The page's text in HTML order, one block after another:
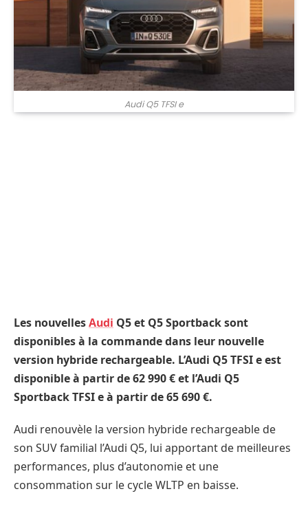
Audi Q5 TFSI e
Les nouvellesAudi Q5 et Q5 Sportback sont
disponibles à la commande dans leur nouvelle
version hybride rechargeable. L’Audi Q5 TFSI e est
disponible à partir de 62 990 € et l’Audi Q5
Sportback TFSI e à partir de 65 690 €.
Audi renouvèle la version hybride rechargeable de
son SUV familial l’Audi Q5, lui apportant de meilleures
performances, plus d’autonomie et une
consommation sur le cycle WLTP en baisse.